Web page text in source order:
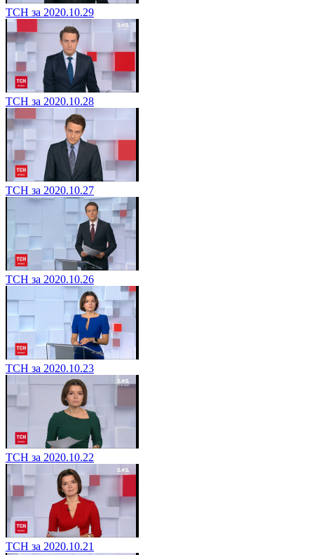
ТСН за 2020.10.29
ТСН за 2020.10.28
ТСН за 2020.10.27
ТСН за 2020.10.26
ТСН за 2020.10.23
ТСН за 2020.10.22
ТСН за 2020.10.21